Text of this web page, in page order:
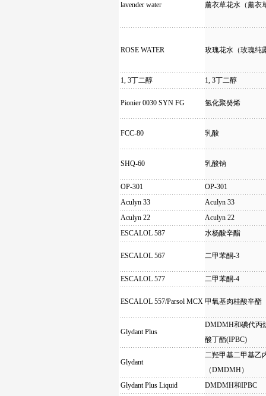
lavender water 薰衣草花水（薰衣
ROSE WATER 玫瑰花水（玫瑰纯
1, 3丁二醇 1, 3丁二醇
Pionier 0030 SYN FG 氢化聚癸烯
FCC-80 乳酸
SHQ-60 乳酸钠
OP-301
OP-301
Aculyn 33
Aculyn 33
Aculyn 22
Aculyn 22
ESCALOL 587
水杨酸辛酯
ESCALOL 567 二甲苯酮-3
ESCALOL 577 二甲苯酮-4
ESCALOL 557/Parsol MCX 甲氧基肉桂酸辛酯
Glydant Plus
DMDMH和碘代丙
酸丁酯(IPBC)
Glydant
二羟甲基二甲基乙
（DMDMH）
Glydant Plus Liquid
DMDMH和IPBC